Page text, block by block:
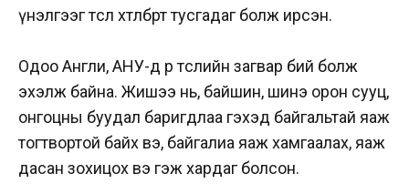
үнэлгээг төсөл хөтөл­бөртөө тусгадаг болж ирсэн.
Одоо Англи, АНУ-д өөр төслийн загвар бий болж
эхэлж байна. Жишээ нь, байшин, шинэ орон сууц,
онгоцны буудал баригдлаа гэхэд байгальтай яаж
тогт­вортой байх вэ, байгалиа яаж хамгаалах, яаж
дасан зохицох вэ гэж хардаг болсон.